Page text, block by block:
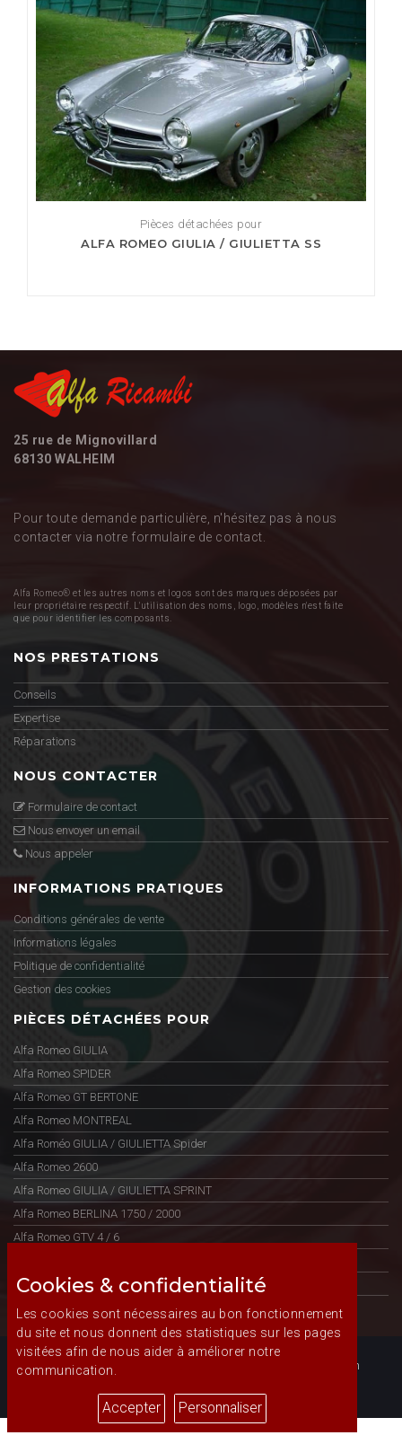
Pièces détachées pour
ALFA ROMEO GIULIA / GIULIETTA SS
25 rue de Mignovillard
68130 WALHEIM
Pour toute demande particulière, n'hésitez pas à nous
contacter via notre formulaire de contact.
Alfa Romeo® et les autres noms et logos sont des marques déposées par
leur propriétaire respectif. L'utilisation des noms, logo, modèles n'est faite
que pour identifier les composants.
NOS PRESTATIONS
Conseils
Expertise
Réparations
NOUS CONTACTER
Formulaire de contact
Nous envoyer un email
Nous appeler
INFORMATIONS PRATIQUES
Conditions générales de vente
Informations légales
Politique de confidentialité
Gestion des cookies
PIÈCES DÉTACHÉES POUR
Alfa Romeo GIULIA
Alfa Romeo SPIDER
Alfa Romeo GT BERTONE
Alfa Romeo MONTREAL
Alfa Roméo GIULIA / GIULIETTA Spider
Alfa Romeo 2600
Alfa Romeo GIULIA / GIULIETTA SPRINT
Alfa Romeo BERLINA 1750 / 2000
Alfa Romeo GTV 4 / 6
Alfa SUD SPRINT
Alfa Romeo GIULIA / GIULIETTA SS
© Copyright www.alfa-ricambi.fr - Tous droits de reproduction
Cookies & confidentialité
Les cookies sont nécessaires au bon fonctionnement
du site et nous donnent des statistiques sur les pages
visitées afin de nous aider à améliorer notre
communication.
Accepter Personnaliser